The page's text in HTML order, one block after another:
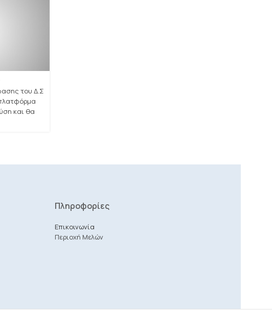
του Δ.Σ
και θα
Πληροφορίες
Επικοινωνία
Περιοχή Μελών